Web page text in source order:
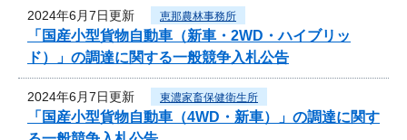
2024年6月7日更新 恵那農林事務所
「国産小型貨物自動車（新車・2WD・ハイブリッ
ド）」の調達に関する一般競争入札公告
2024年6月7日更新 東濃家畜保健衛生所
「国産小型貨物自動車（4WD・新車）」の調達に関す